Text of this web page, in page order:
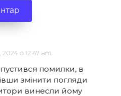
о 12:47 am
помилки, в
змінити погляди
винесли йому